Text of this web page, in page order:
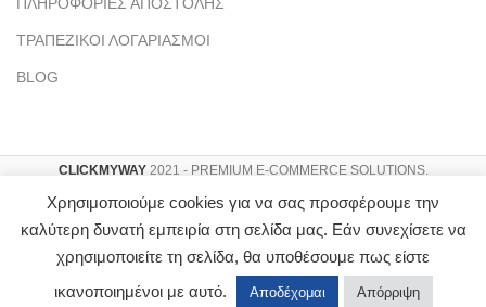
ΠΛΗΡΟΦΟΡΙΕΣ ΑΠΟΣΤΟΛΗΣ
ΤΡΑΠΕΖΙΚΟΙ ΛΟΓΑΡΙΑΣΜΟΙ
BLOG
CLICKMYWAY 2021 - PREMIUM E-COMMERCE SOLUTIONS.
Αρ. Γ.Ε.ΜΗ : 151953803000
Χρησιμοποιούμε cookies για να σας προσφέρουμε την
καλύτερη δυνατή εμπειρία στη σελίδα μας. Εάν συνεχίσετε να
χρησιμοποιείτε τη σελίδα, θα υποθέσουμε πως είστε
ικανοποιημένοι με αυτό.
Αποδέχομαι Απόρριψη